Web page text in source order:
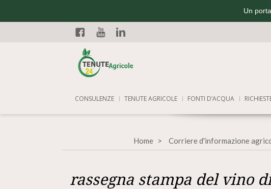
Un
Facebook
CONSULENZE TENUTE AGRICOLE FONTI D’ACQUA
Home Corriere d'informazione
rassegna stampa del vino